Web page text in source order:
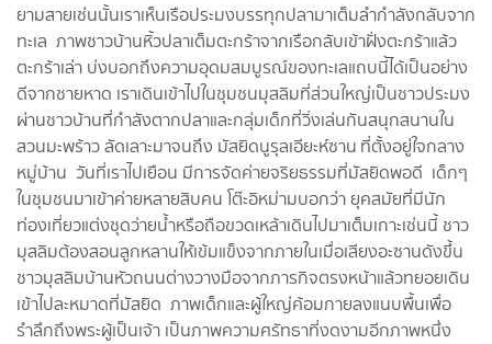
ยามสายเช่นนั้นเราเห็นเรือประมงบรรทุกปลามาเต็มลำกำลังกลับจาก
ทะเล ภาพชาวบ้านหิ้วปลาเต็มตะกร้าจากเรือกลับเข้าฝั่งตะกร้าแล้ว
ตะกร้าเล่า บ่งบอกถึงความอุดมสมบูรณ์ของทะเลแถบนี้ได้เป็นอย่าง
ดีจากชายหาด เราเดินเข้าไปในชุมชนมุสลิมที่ส่วนใหญ่เป็นชาวประมง
ผ่านชาวบ้านที่กำลังตากปลาและกลุ่มเด็กที่วิ่งเล่นกันสนุกสนานใน
สวนมะพร้าว ลัดเลาะมาจนถึง มัสยิดนูรุลเอียะห์ซาน ที่ตั้งอยู่ใจกลาง
หมู่บ้าน วันที่เราไปเยือน มีการจัดค่ายจริยธรรมที่มัสยิดพอดี เด็กๆ
ในชุมชนมาเข้าค่ายหลายสิบคน โต๊ะอิหม่ามบอกว่า ยุคสมัยที่มีนัก
ท่องเที่ยวแต่งชุดว่ายน้ำหรือถือขวดเหล้าเดินไปมาเต็มเกาะเช่นนี้ ชาว
มุสลิมต้องสอนลูกหลานให้เข้มแข็งจากภายในเมื่อเสียงอะซานดังขึ้น
ชาวมุสลิมบ้านหัวถนนต่างวางมือจากภารกิจตรงหน้าแล้วทยอยเดิน
เข้าไปละหมาดที่มัสยิด ภาพเด็กและผู้ใหญ่ค้อมกายลงแนบพื้นเพื่อ
รำลึกถึงพระผู้เป็นเจ้า เป็นภาพความศรัทธาที่งดงามอีกภาพหนึ่ง